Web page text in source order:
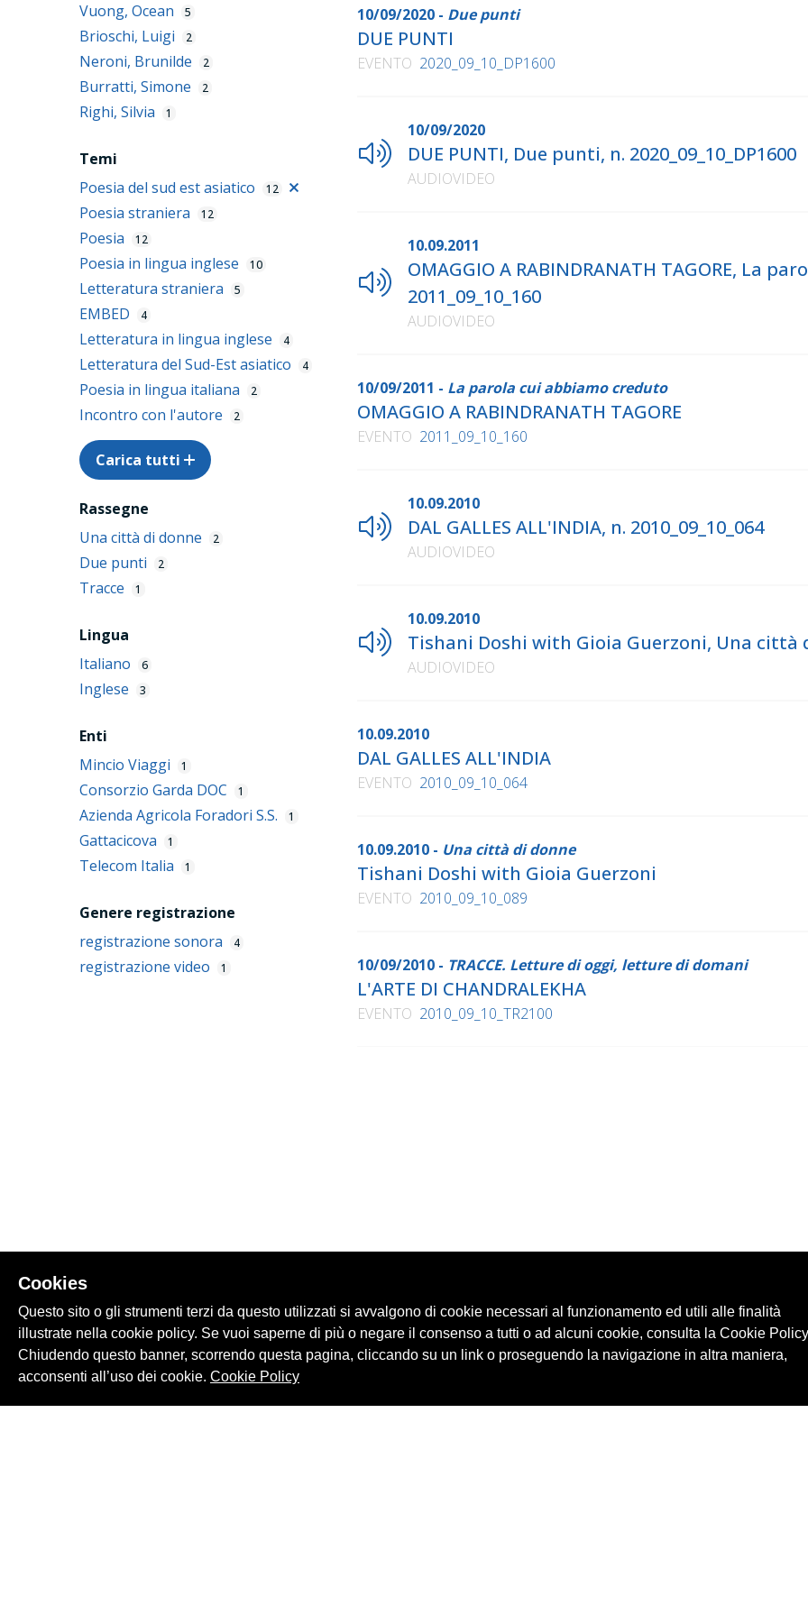
Vuong, Ocean 5
Brioschi, Luigi 2
Neroni, Brunilde 2
Burratti, Simone 2
Righi, Silvia 1
Temi
Poesia del sud est asiatico
12
Poesia straniera 12
Poesia 12
Poesia in lingua inglese 10
Letteratura straniera 5
EMBED 4
Letteratura in lingua inglese 4
Letteratura del Sud-Est asiatico 4
Poesia in lingua italiana 2
Incontro con l'autore 2
Carica tutti
Rassegne
Una città di donne
2
Due punti 2
Tracce 1
Lingua
Italiano
6
Inglese 3
Enti
Mincio Viaggi
1
Consorzio Garda DOC 1
Azienda Agricola Foradori S.S. 1
Gattacicova 1
Telecom Italia 1
Genere registrazione
registrazione sonora
4
registrazione video 1
10/09/2020 - Due punti
DUE PUNTI
EVENTO 2020_09_10_DP1600
10/09/2020
DUE PUNTI, Due punti, n. 2020_09_10_DP1600
AUDIOVIDEO
10.09.2011
OMAGGIO A RABINDRANATH TAGORE, La
2011_09_10_160
AUDIOVIDEO
10/09/2011 - La parola cui abbiamo creduto
OMAGGIO A RABINDRANATH TAGORE
EVENTO 2011_09_10_160
10.09.2010
DAL GALLES ALL'INDIA, n. 2010_09_10_064
AUDIOVIDEO
10.09.2010
Tishani Doshi with Gioia Guerzoni, Una città
AUDIOVIDEO
10.09.2010
DAL GALLES ALL'INDIA
EVENTO 2010_09_10_064
10.09.2010 - Una città di donne
Tishani Doshi with Gioia Guerzoni
EVENTO 2010_09_10_089
10/09/2010 - TRACCE. Letture di oggi, letture di domani
L'ARTE DI CHANDRALEKHA
EVENTO 2010_09_10_TR2100
Cookies
Questo sito o gli strumenti terzi da questo utilizzati si avvalgono di cookie necessari al funzionamento ed utili alle finalità
illustrate nella cookie policy. Se vuoi saperne di più o negare il consenso a tutti o ad alcuni cookie, consulta la Cookie
Chiudendo questo banner, scorrendo questa pagina, cliccando su un link o proseguendo la navigazione in altra maniera,
acconsenti all’uso dei cookie. Cookie Policy